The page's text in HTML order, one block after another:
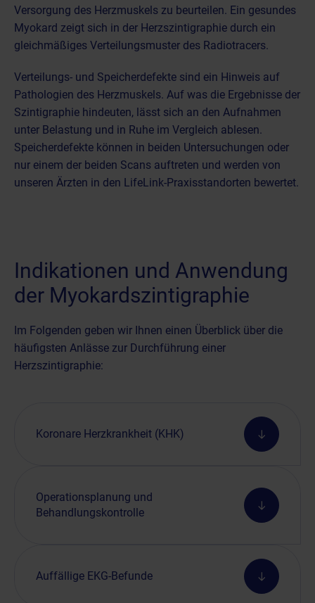
Versorgung des Herzmuskels zu beurteilen. Ein gesundes
Myokard zeigt sich in der Herzszintigraphie durch ein
gleichmäßiges Verteilungsmuster des Radiotracers.
Verteilungs- und Speicherdefekte sind ein Hinweis auf
Pathologien des Herzmuskels. Auf was die Ergebnisse der
Szintigraphie hindeuten, lässt sich an den Aufnahmen
unter Belastung und in Ruhe im Vergleich ablesen.
Speicherdefekte können in beiden Untersuchungen oder
nur einem der beiden Scans auftreten und werden von
unseren Ärzten in den LifeLink-Praxisstandorten bewertet.
Indikationen und Anwendung
der Myokardszintigraphie
Im Folgenden geben wir Ihnen einen Überblick über die
häufigsten Anlässe zur Durchführung einer
Herzszintigraphie:
Koronare Herzkrankheit (KHK)
Operationsplanung und
Behandlungskontrolle
Auffällige EKG-Befunde